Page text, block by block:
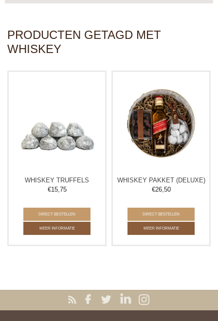
PRODUCTEN GETAGD MET
WHISKEY
WHISKEY TRUFFELS
€15,75
DIRECT BESTELLEN
MEER INFORMATIE
WHISKEY PAKKET (DELUXE)
€26,50
DIRECT BESTELLEN
MEER INFORMATIE